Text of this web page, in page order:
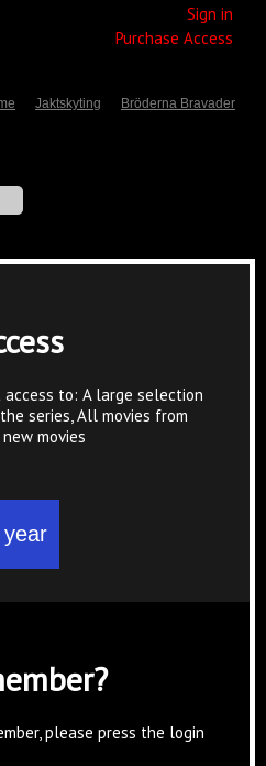
Sign in
Purchase Access
Jaktskyting Bröderna Bravader
to: A large selection
series, All movies from
movies
please press the login